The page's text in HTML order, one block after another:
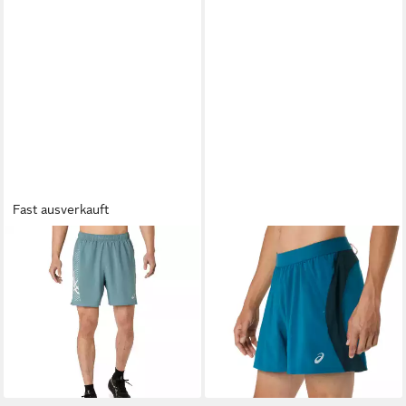
Fast ausverkauft
Laufshorts Icon 7In
39,95 €
Laufshorts ROAD 5IN
SHORT
ab 31,99 €
50,00 €
-36%